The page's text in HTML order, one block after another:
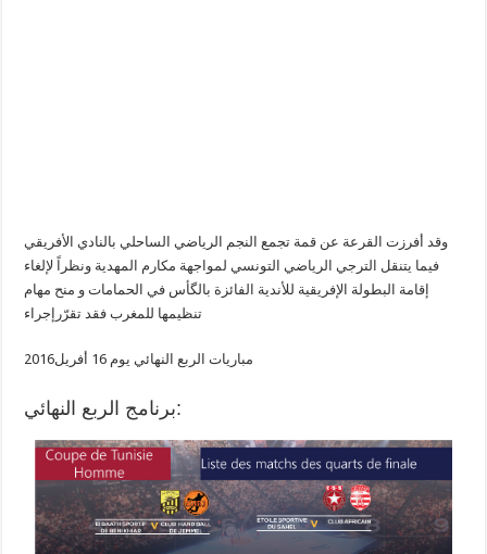
وقد أفرزت القرعة عن قمة تجمع النجم الرياضي الساحلي بالنادي الأفريقي
فيما يتنقل الترجي الرياضي التونسي لمواجهة مكارم المهدية ونظراً لإلغاء
إقامة البطولة الإفريقية للأندية الفائزة بالگأس في الحمامات و منح مهام
تنظيمها للمغرب فقد تقرّرإجراء
مباريات الربع النهائي يوم 16 أفريل2016
برنامج الربع النهائي: